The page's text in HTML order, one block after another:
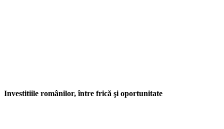
Investitiile românilor, între frică şi oportunitate